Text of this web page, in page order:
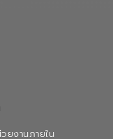
ยงานภายใน